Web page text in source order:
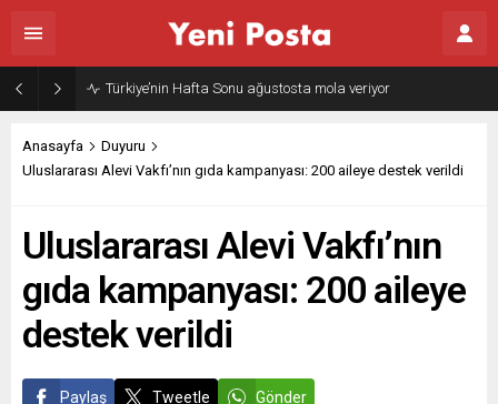
Gazze’nin geleceği: Teknokratik kontrol mü, kolonializm mi?
Anasayfa
Duyuru
Uluslararası Alevi Vakfı’nın gıda kampanyası: 200 aileye destek verildi
Uluslararası Alevi Vakfı’nın
gıda kampanyası: 200 aileye
destek verildi
Paylaş Tweetle Gönder